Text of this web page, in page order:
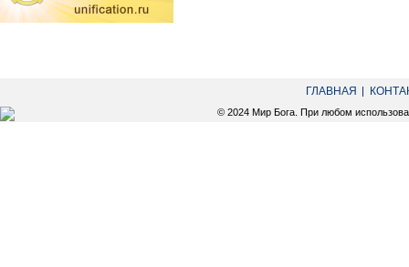
ГЛАВНАЯ
© 2024 Мир Бога. При любом